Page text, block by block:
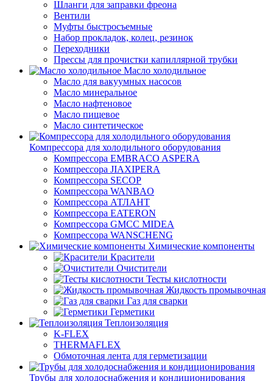
Шланги для заправки фреона
Вентили
Муфты быстросъемные
Набор прокладок, колец, резинок
Переходники
Прессы для прочистки капиллярной трубки
Масло холодильное
Масло для вакуумных насосов
Масло минеральное
Масло нафтеновое
Масло пищевое
Масло синтетическое
Компрессора для холодильного оборудования
Компрессора EMBRACO ASPERA
Компрессора JIAXIPERA
Компрессора SECOP
Компрессора WANBAO
Компрессора АТЛАНТ
Компрессора EATERON
Компрессора GMCC MIDEA
Компрессора WANSCHENG
Химические компоненты
Красители
Очистители
Тесты кислотности
Жидкость промывочная
Газ для сварки
Герметики
Теплоизоляция
K-FLEX
THERMAFLEX
Обмоточная лента для герметизации
Трубы для холодоснабжения и кондиционирования